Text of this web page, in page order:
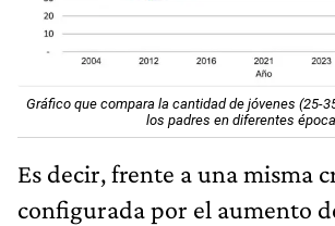
Gráfico que compara la cantidad de jóvenes (25-
los padres en diferentes
Es decir, frente a una misma
configurada por el aumento